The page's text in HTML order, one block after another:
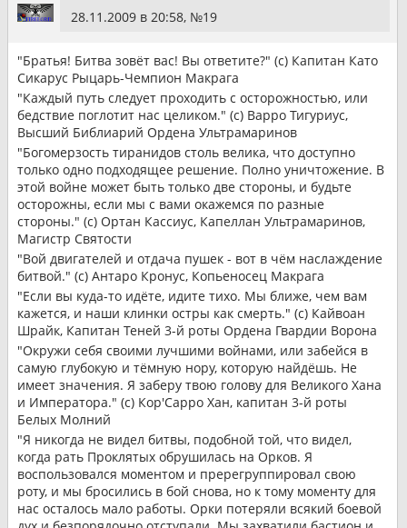
28.11.2009 в 20:58, №19
"Братья! Битва зовёт вас! Вы ответите?" (с) Капитан Като
Сикарус Рыцарь-Чемпион Макрага
"Каждый путь следует проходить с осторожностью, или
бедствие поглотит нас целиком." (с) Варро Тигуриус,
Высший Библиарий Ордена Ультрамаринов
"Богомерзость тиранидов столь велика, что доступно
только одно подходящее решение. Полно уничтожение. В
этой войне может быть только две стороны, и будьте
осторожны, если мы с вами окажемся по разные
стороны." (с) Ортан Кассиус, Капеллан Ультрамаринов,
Магистр Святости
"Вой двигателей и отдача пушек - вот в чём наслаждение
битвой." (с) Антаро Кронус, Копьеносец Макрага
"Если вы куда-то идёте, идите тихо. Мы ближе, чем вам
кажется, и наши клинки остры как смерть." (с) Кайвоан
Шрайк, Капитан Теней 3-й роты Ордена Гвардии Ворона
"Окружи себя своими лучшими войнами, или забейся в
самую глубокую и тёмную нору, которую найдёшь. Не
имеет значения. Я заберу твою голову для Великого Хана
и Императора." (с) Кор'Сарро Хан, капитан 3-й роты
Белых Молний
"Я никогда не видел битвы, подобной той, что видел,
когда рать Проклятых обрушилась на Орков. Я
воспользовался моментом и пререгруппировал свою
роту, и мы бросились в бой снова, но к тому моменту для
нас осталось мало работы. Орки потеряли всякий боевой